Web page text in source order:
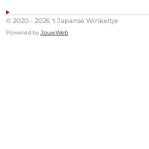
© 2020 - 2026 't Japanse Winkeltje
Powered by JouwWeb